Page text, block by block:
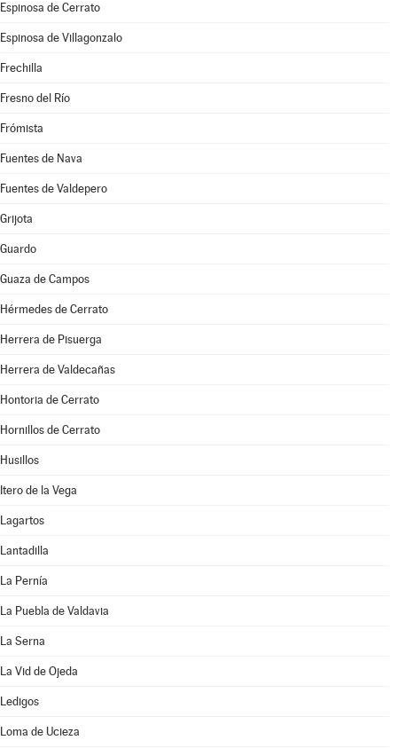
Espinosa de Cerrato
Espinosa de Villagonzalo
Frechilla
Fresno del Río
Frómista
Fuentes de Nava
Fuentes de Valdepero
Grijota
Guardo
Guaza de Campos
Hérmedes de Cerrato
Herrera de Pisuerga
Herrera de Valdecañas
Hontoria de Cerrato
Hornillos de Cerrato
Husillos
Itero de la Vega
Lagartos
Lantadilla
La Pernía
La Puebla de Valdavia
La Serna
La Vid de Ojeda
Ledigos
Loma de Ucieza